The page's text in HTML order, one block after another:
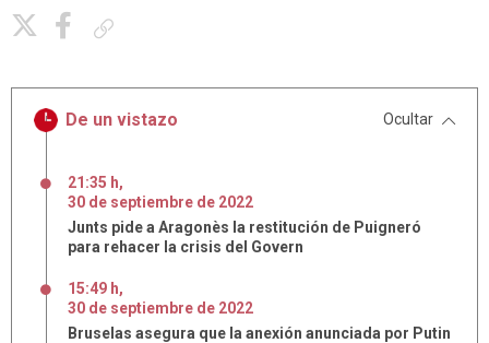
De un vistazo Ocultar
21:35 h,
30 de septiembre de 2022
Junts pide a Aragonès la restitución de Puigneró
para rehacer la crisis del Govern
15:49 h,
30 de septiembre de 2022
Bruselas asegura que la anexión anunciada por Putin